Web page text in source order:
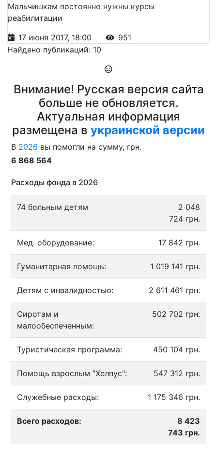
Мальчишкам постоянно нужны курсы
реабилитации
17 июня 2017, 18:00
951
Найдено публикаций: 10
Внимание! Русская версия сайта
больше не обновляется.
Актуальная информация
размещена в украинской версии
В 2026 вы помогли на сумму, грн.
6 868 564
Расходы фонда в 2026
74 больным детям
2 048
724 грн.
Мед. оборудование: 17 842 грн.
Гуманитарная помощь: 1 019 141 грн.
Детям с инвалидностью: 2 611 461 грн.
Сиротам и
малообеспеченным:
502 702 грн.
Туристическая программа: 450 104 грн.
Помощь взрослым "Хелпус": 547 312 грн.
Служебные расходы: 1 175 346 грн.
Всего расходов:
8 423
743 грн.